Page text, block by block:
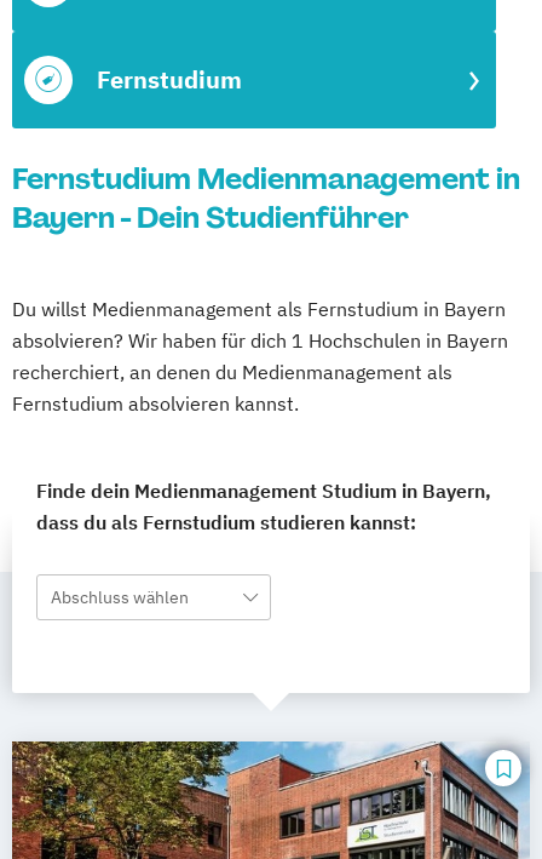
Fernstudium
Fernstudium Medienmanagement in
Bayern - Dein Studienführer
Du willst Medienmanagement als Fernstudium in Bayern
absolvieren? Wir haben für dich 1 Hochschulen in Bayern
recherchiert, an denen du Medienmanagement als
Fernstudium absolvieren kannst.
Finde dein Medienmanagement Studium in Bayern,
dass du als Fernstudium studieren kannst:
Abschluss wählen